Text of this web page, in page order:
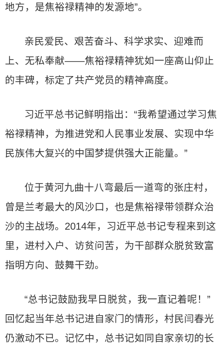
地方，是焦裕禄精神的发源地”。
亲民爱民、艰苦奋斗、科学求实、迎难而
上、无私奉献——焦裕禄精神犹如一座高山仰止
的丰碑，标定了共产党员的精神高度。
习近平总书记鲜明指出：“我希望通过学习焦
裕禄精神，为推进党和人民事业发展、实现中华
民族伟大复兴的中国梦提供强大正能量。”
位于黄河九曲十八弯最后一道弯的张庄村，
曾是兰考最大的风沙口，也是焦裕禄带领群众治
沙的主战场。2014年，习近平总书记专程来到这
里，进村入户、访贫问苦，为干部群众脱贫致富
指明方向、鼓舞干劲。
“总书记鼓励我早日脱贫，我一直记着呢！”
回忆起当年总书记进自家门的情形，村民闫春光
仍激动不已。记忆中，总书记如同自家亲切的长